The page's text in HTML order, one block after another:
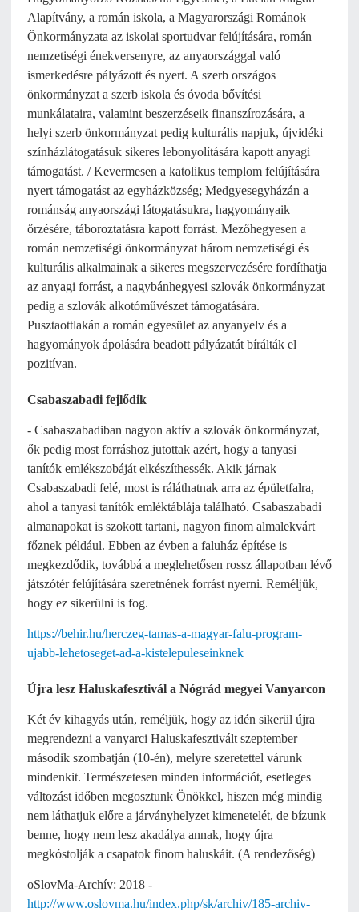
Alapítvány, a román iskola, a Magyarországi Románok
Önkormányzata az iskolai sportudvar felújítására, román
nemzetiségi énekversenyre, az anyaországgal való
ismerkedésre pályázott és nyert. A szerb országos
önkormányzat a szerb iskola és óvoda bővítési
munkálataira, valamint beszerzéseik finanszírozására, a
helyi szerb önkormányzat pedig kulturális napjuk, újvidéki
színházlátogatásuk sikeres lebonyolítására kapott anyagi
támogatást. / Kevermesen a katolikus templom felújítására
nyert támogatást az egyházközség; Medgyesegyházán a
románság anyaországi látogatásukra, hagyományaik
őrzésére, táboroztatásra kapott forrást. Mezőhegyesen a
román nemzetiségi önkormányzat három nemzetiségi és
kulturális alkalmainak a sikeres megszervezésére fordíthatja
az anyagi forrást, a nagybánhegyesi szlovák önkormányzat
pedig a szlovák alkotóművészet támogatására.
Pusztaottlakán a román egyesület az anyanyelv és a
hagyományok ápolására beadott pályázatát bírálták el
pozitívan.
Csabaszabadi fejlődik
- Csabaszabadiban nagyon aktív a szlovák önkormányzat,
ők pedig most forráshoz jutottak azért, hogy a tanyasi
tanítók emlékszobáját elkészíthessék. Akik járnak
Csabaszabadi felé, most is ráláthatnak arra az épületfalra,
ahol a tanyasi tanítók emléktáblája található. Csabaszabadi
almanapokat is szokott tartani, nagyon finom almalekvárt
főznek például. Ebben az évben a faluház építése is
megkezdődik, továbbá a meglehetősen rossz állapotban lévő
játszótér felújítására szeretnének forrást nyerni. Reméljük,
hogy ez sikerülni is fog.
https://behir.hu/herczeg-tamas-a-magyar-falu-program-
ujabb-lehetoseget-ad-a-kistelepuleseinknek
Újra lesz Haluskafesztivál a Nógrád megyei Vanyarcon
Két év kihagyás után, reméljük, hogy az idén sikerül újra
megrendezni a vanyarci Haluskafesztivált szeptember
második szombatján (10-én), melyre szeretettel várunk
mindenkit. Természetesen minden információt, esetleges
változást időben megosztunk Önökkel, hiszen még mindig
nem láthatjuk előre a járványhelyzet kimenetelét, de bízunk
benne, hogy nem lesz akadálya annak, hogy újra
megkóstolják a csapatok finom haluskáit. (A rendezőség)
oSlovMa-Archív: 2018 -
http://www.oslovma.hu/index.php/sk/archiv/185-archiv-